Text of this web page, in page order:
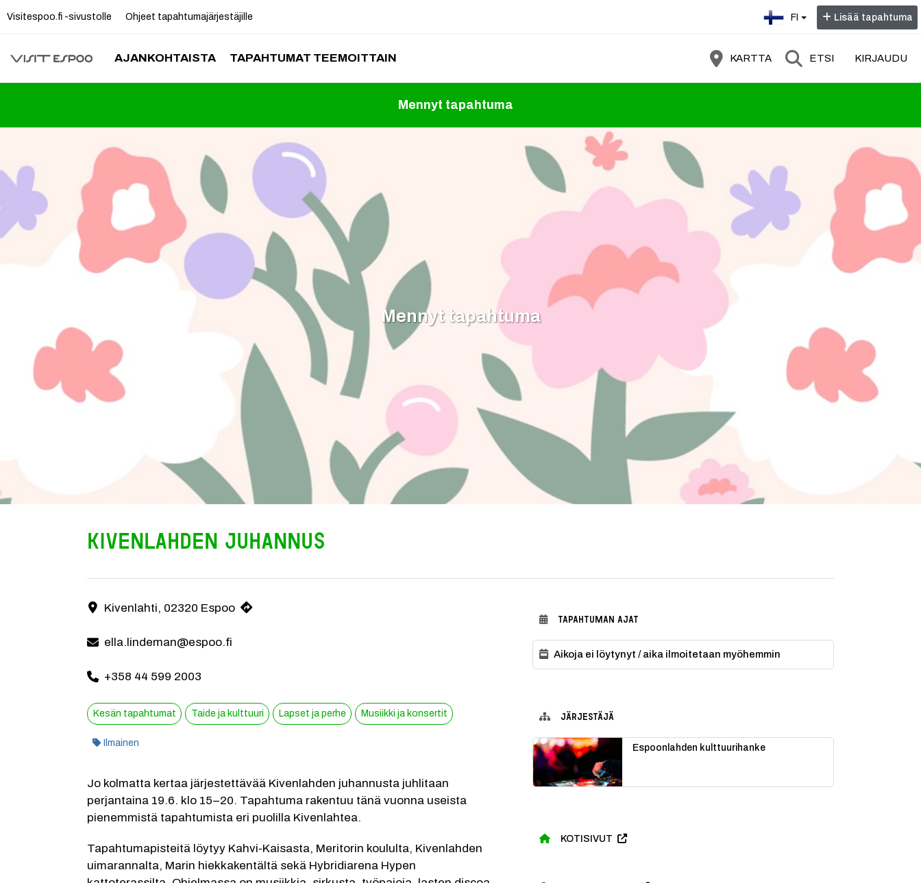
Visitespoo.fi -sivustolle Ohjeet tapahtumajärjestäjille FI Lisää tapahtuma
AJANKOHTAISTA TAPAHTUMAT TEEMOITTAIN KARTTA ETSI KIRJAUDU
Mennyt tapahtuma
Mennyt tapahtuma
Kivenlahden juhannus
Yhteystiedot
Kivenlahti, 02320 Espoo
ella.lindeman@espoo.fi
+358 44 599 2003
Kesän tapahtumat Taide ja kulttuuri Lapset ja perhe Musiikki ja konsertit
Kategoria:
Ilmainen
Jo kolmatta kertaa järjestettävää Kivenlahden juhannusta juhlitaan
perjantaina 19.6. klo 15–20. Tapahtuma rakentuu tänä vuonna useista
pienemmistä tapahtumista eri puolilla Kivenlahtea.
﻿Tapahtumapisteitä löytyy Kahvi-Kaisasta, Meritorin koululta, Kivenlahden
uimarannalta, Marin hiekkakentältä sekä Hybridiarena Hypen
TAPAHTUMAN AJAT
Aikoja ei löytynyt / aika ilmoitetaan myöhemmin
JÄRJESTÄJÄ
Espoonlahden kulttuurihanke
KOTISIVUT